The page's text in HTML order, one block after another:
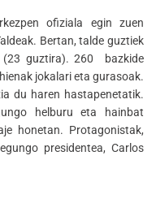
ofiziala egin zuen
Bertan, talde guztiek
(23 guztira). 260 bazkide
jokalari eta gurasoak.
du haren hastapenetatik.
helburu eta hainbat
honetan. Protagonistak,
presidentea, Carlos